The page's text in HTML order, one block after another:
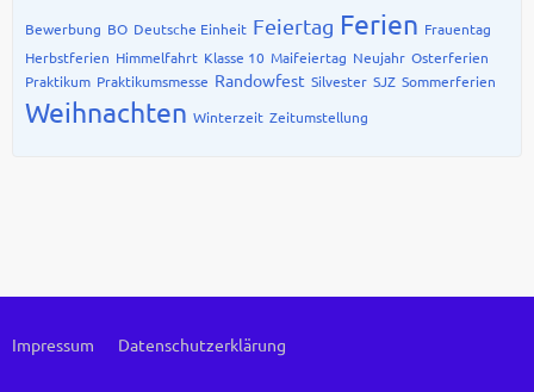
Bewerbung BO Deutsche Einheit Feiertag Ferien Frauentag
Herbstferien Himmelfahrt Klasse 10 Maifeiertag Neujahr Osterferien
Praktikum Praktikumsmesse Randowfest Silvester SJZ Sommerferien
Weihnachten Winterzeit Zeitumstellung
Impressum Datenschutzerklärung